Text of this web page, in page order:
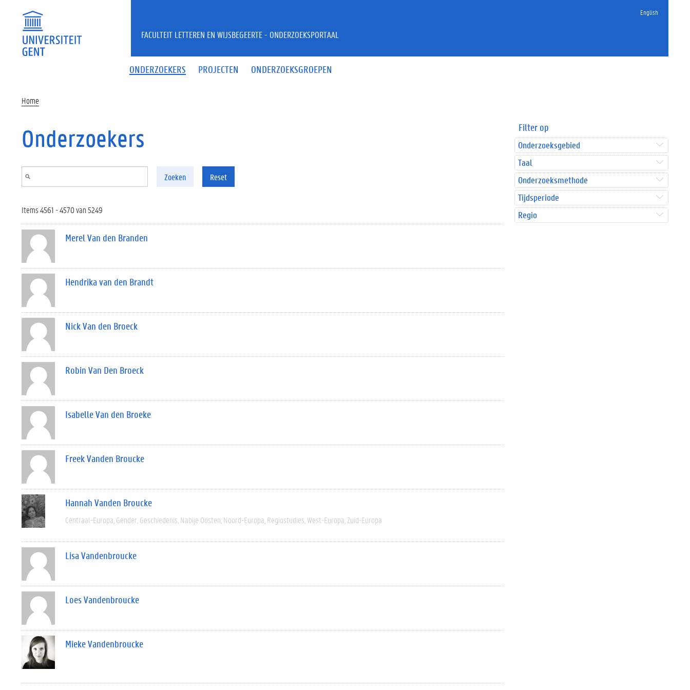
English
ONDERZOEKERS PROJECTEN ONDERZOEKSGROEPEN
FACULTEIT LETTEREN EN WIJSBEGEERTE - ONDERZOEKSPORTAAL
Home
Onderzoekers
Zoeken Reset
Items 4561 - 4570 van 5249
Merel Van den Branden
Hendrika van den Brandt
Nick Van den Broeck
Robin Van Den Broeck
Isabelle Van den Broeke
Freek Vanden Broucke
Hannah Vanden Broucke
Centraal-Europa Gender Geschiedenis Nabije Oosten Noord-Europa Regiostudies West-Europa Zuid-Europa
Lisa Vandenbroucke
Loes Vandenbroucke
Mieke Vandenbroucke
Filter op
Onderzoeksgebied
Taal
Onderzoeksmethode
Tijdsperiode
Regio